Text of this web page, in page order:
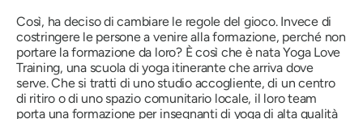
Così, ha deciso di cambiare le regole del gioco. Invece di
costringere le persone a venire alla formazione, perché non
portare la formazione da loro? È così che è nata Yoga Love
Training, una scuola di yoga itinerante che arriva dove
serve. Che si tratti di uno studio accogliente, di un centro
di ritiro o di uno spazio comunitario locale, il loro team
porta una formazione per insegnanti di yoga di alta qualità